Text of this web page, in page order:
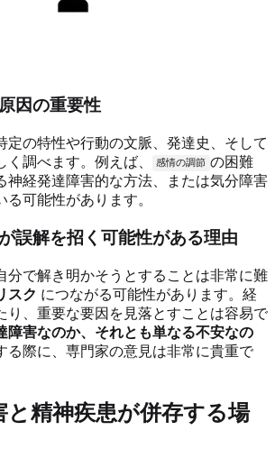
因の重要性
定の特性や行動の文脈、発達史、そして
調べます。例えば、
感情の調節 の困難
神経発達障害的な方法、または気分障害
可能性があります。
誤解を招く可能性がある理由
分で解き明かそうとすることは非常に難
スク につながる可能性があります。経
り、重要な要因を見落とすことは容易で
障害なのか、それとも単なる不安なの
る際に、専門家の意見は非常に貴重で
と精神疾患が併存する場